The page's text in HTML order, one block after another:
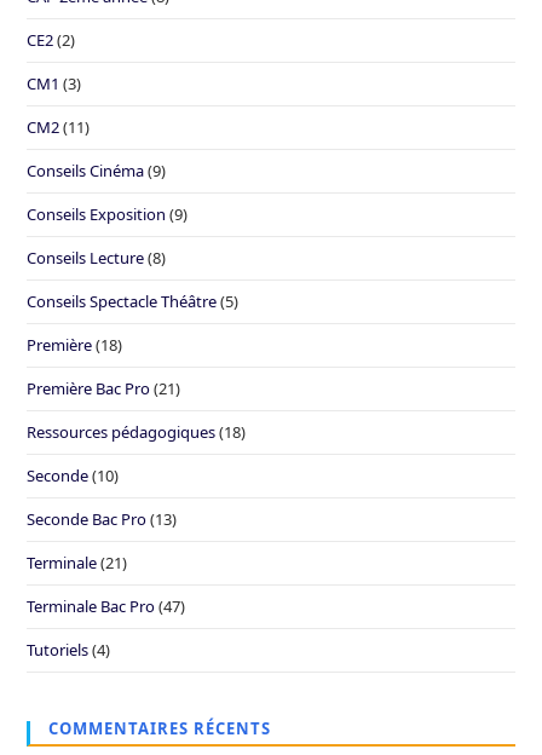
CE2(2)
CM1 (3)
CM2(11)
Conseils Cinéma(9)
Conseils Exposition (9)
Conseils Lecture(8)
Conseils Spectacle Théâtre(5)
Première(18)
Première Bac Pro(21)
Ressources pédagogiques(18)
Seconde(10)
Seconde Bac Pro(13)
Terminale(21)
Terminale Bac Pro(47)
Tutoriels(4)
COMMENTAIRES RÉCENTS